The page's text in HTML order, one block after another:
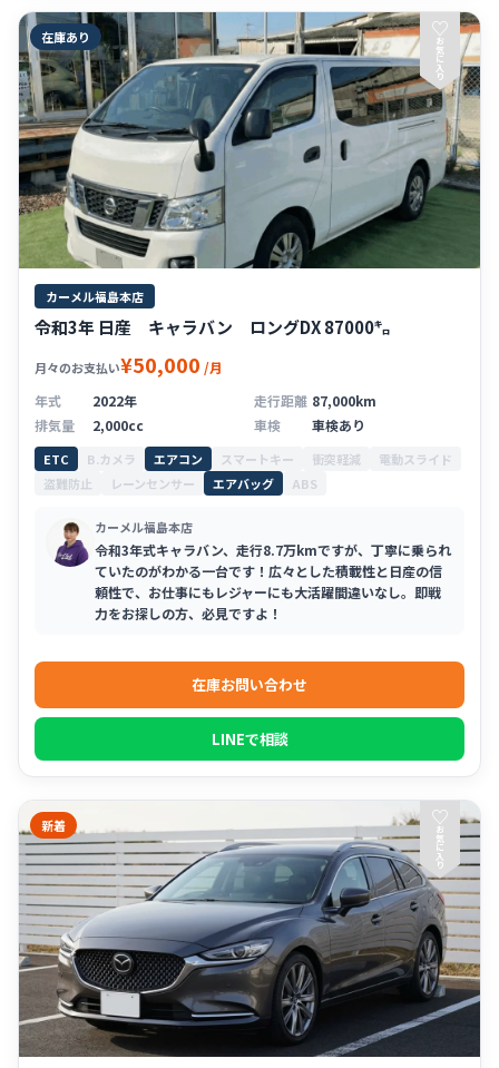
在庫あり ♡
お
気
に
入
り
カーメル福島本店
令和3年 日産 キャラバン ロングDX 87000㌔
月々のお支払い¥50,000 /月
年式
2022年 走行距離 87,000km
排気量
2,000cc 車検 車検あり
ETC B.カメラ エアコン スマートキー 衝突軽減
電動スライド
盗難防止
レーンセンサー エアバッグ ABS
カーメル福島本店
令和3年式キャラバン、走行8.7万kmですが、丁寧に乗られ
ていたのがわかる一台です！広々とした積載性と日産の信
頼性で、お仕事にもレジャーにも大活躍間違いなし。即戦
力をお探しの方、必見ですよ！
在庫お問い合わせ
LINEで相談
新着 ♡
お
気
に
入
り